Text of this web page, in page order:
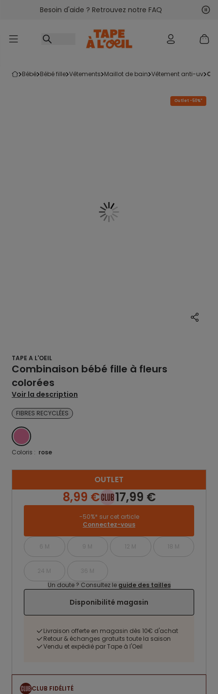
Accéder au contenu
Besoin d'aide ? Retrouvez notre FAQ
bébé bébé fille vêtements maillot de bain vêtement anti-uv
Outlet -50%*
TAPE A L'OEIL
Combinaison bébé fille à fleurs
colorées
Voir la description
FIBRES RECYCLÉES
ROSE
Coloris : rose
OUTLET
8,99 € 17,99 €
-50%* sur cet article
Connectez-vous
6 M 9 M 12 M 18 M
24 M
36 M
Un doute ? Consultez le guide des tailles
Disponibilité magasin
Livraison offerte en magasin dès 10€ d'achat
Retour & échanges gratuits toute la saison
Vendu et expédié par Tape à l'Oeil
CLUB FIDÉLITÉ